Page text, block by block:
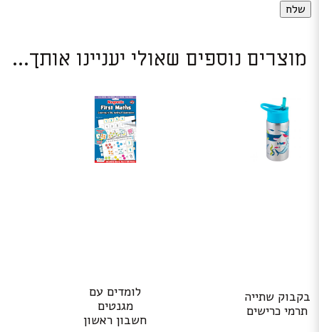
מוצרים נוספים שאולי יעניינו אותך...
בקבוק שתייה
תרמי כרישים
לומדים עם
מגנטים
חשבון ראשון